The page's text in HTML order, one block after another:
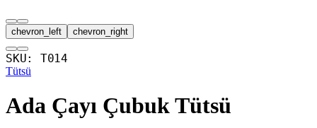
chevron_left chevron_right
SKU: T014
Tütsü
Ada Çayı Çubuk Tütsü